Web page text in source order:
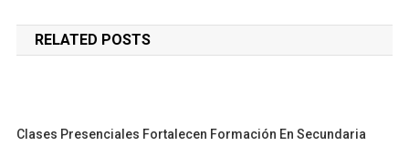
de
entradas
RELATED POSTS
Clases Presenciales Fortalecen Formación En Secundaria